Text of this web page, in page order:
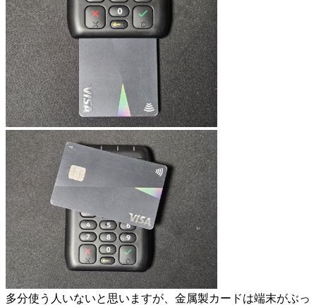
多分使う人いないと思いますが、金属製カードは端末がぶっ